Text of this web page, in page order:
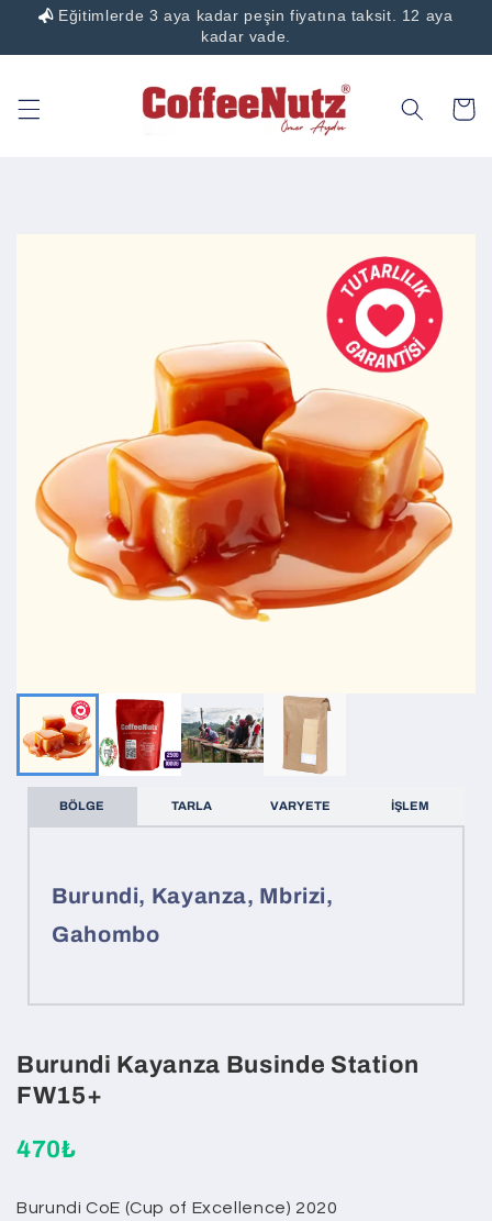
Eğitimlerde 3 aya kadar peşin fiyatına taksit. 12 aya
kadar vade.
İçeriğe
Sepet
BÖLGE TARLA VARYETE İŞLEM
Burundi, Kayanza, Mbrizi,
Gahombo
Burundi Kayanza Businde Station
FW15+
470₺
Burundi CoE (Cup of Excellence) 2020